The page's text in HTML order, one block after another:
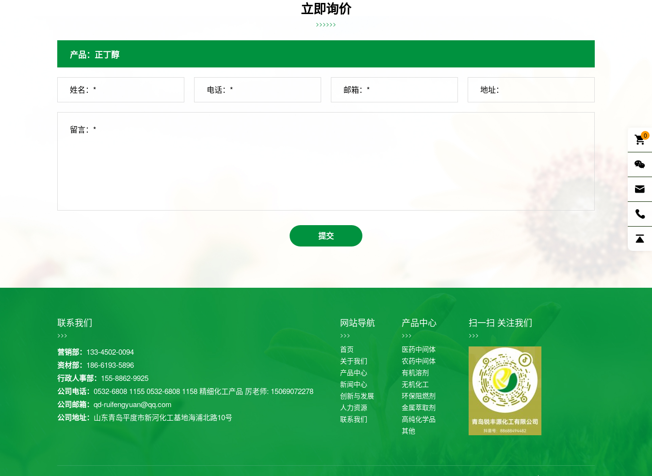
立即询价
>>>>>>
姓名：* 电话：* 邮箱：* 地址：
留言：*
提交
联系我们
>>>
营销部： 133-4502-0094
资材部： 186-6193-5896
行政人事部： 155-8862-9925
公司电话： 0532-6808 1155 0532-6808 1158 精细化工产品 厉老师: 15069072278
公司邮箱： qd-ruifengyuan@qq.com
公司地址： 山东青岛平度市新河化工基地海浦北路10号
网站导航
>>>
首页
关于我们
产品中心
新闻中心
创新与发展
人力资源
联系我们
产品中心
>>>
医药中间体
农药中间体
有机溶剂
无机化工
环保阻燃剂
金属萃取剂
高纯化学品
其他
扫一扫 关注我们
>>>
0